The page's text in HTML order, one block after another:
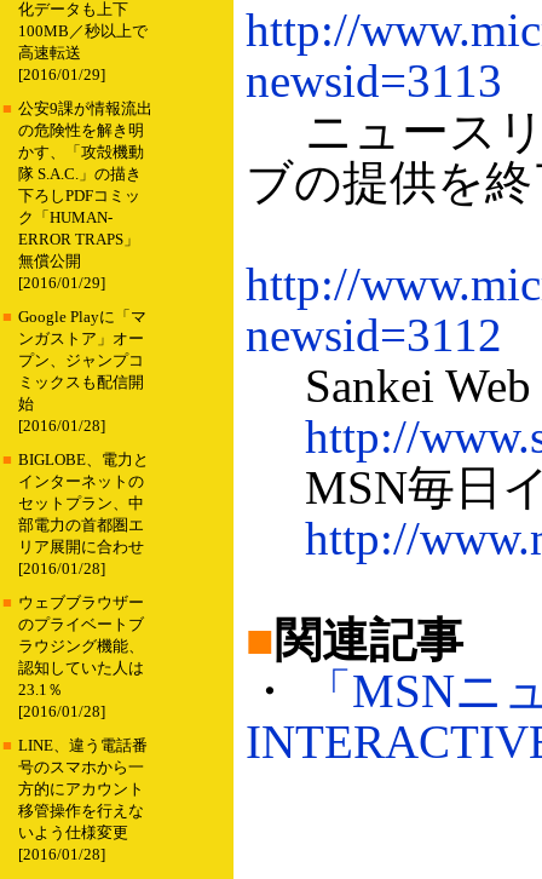
化データも上下
100MB／秒以上で
高速転送
[2016/01/29]
■ 公安9課が情報流出
の危険性を解き明
かす、「攻殻機動
隊 S.A.C.」の描き
下ろしPDFコミッ
ク「HUMAN-
ERROR TRAPS」
無償公開
[2016/01/29]
■ Google Playに「マ
ンガストア」オー
プン、ジャンプコ
ミックスも配信開
始
[2016/01/28]
■ BIGLOBE、電力と
インターネットの
セットプラン、中
部電力の首都圏エ
リア展開に合わせ
[2016/01/28]
■ ウェブブラウザー
のプライベートブ
ラウジング機能、
認知していた人は
23.1％
[2016/01/28]
■ LINE、違う電話番
号のスマホから一
方的にアカウント
移管操作を行えな
いよう仕様変更
[2016/01/28]
http://
newsid=3113
ニュースリ
ブの提供を
http://
newsid=3112
Sankei Web
http://
MSN毎日
http://
■関連記事
・
「MSNニ